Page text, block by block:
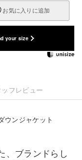
お気に入りに追加
your size
ッフレビュー
ウンジャケット
、ブランドらし